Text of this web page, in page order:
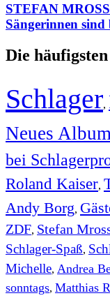
STEFAN
Sängerinnen
Die
Schlager,
Neues
bei
Roland Kaiser,
Andy Borg,
ZDF, Stefan
Schlager-Spaß,
Michelle, Andrea
sonntags, Matthias